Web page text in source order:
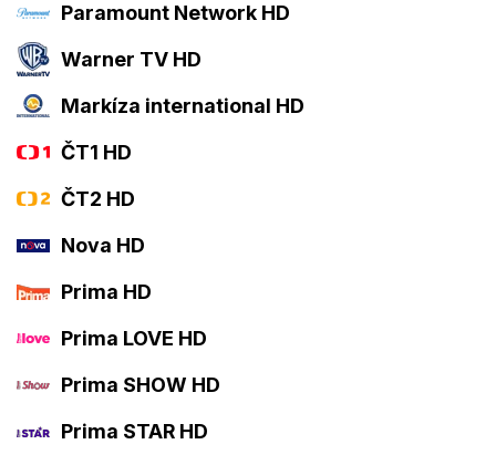
Paramount Network HD
Warner TV HD
Markíza international HD
ČT1 HD
ČT2 HD
Nova HD
Prima HD
Prima LOVE HD
Prima SHOW HD
Prima STAR HD